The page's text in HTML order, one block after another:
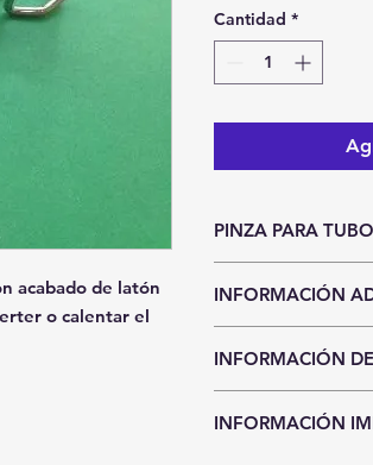
acabado de latón
o calentar el
Cantidad *
PINZA PARA
Pieza
INFORMACIÓN
Precios y
aviso.
Sí requieres
INFORMACIÓN
Recolección en
INFORMACIÓN